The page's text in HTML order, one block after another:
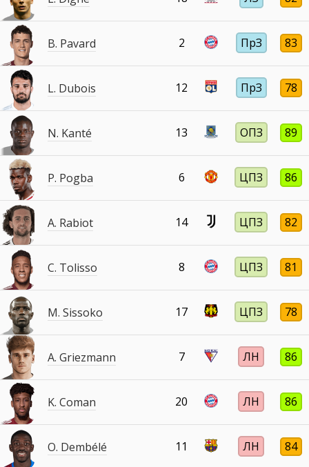
B. Pavard 2 ПрЗ 83
L. Dubois 12 ПрЗ 78
N. Kanté 13 ОПЗ 89
P. Pogba 6 ЦПЗ 86
A. Rabiot 14 ЦПЗ 82
C. Tolisso 8 ЦПЗ 81
M. Sissoko 17 ЦПЗ 78
A. Griezmann 7 ЛН 86
K. Coman 20 ЛН 86
O. Dembélé 11 ЛН 84